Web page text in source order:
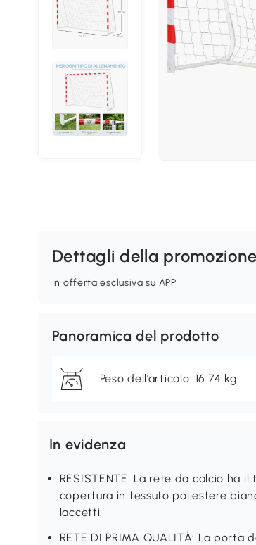
Dettagli della promozione
In offerta esclusiva su APP
Panoramica del prodotto
Peso dell’articolo: 16.74 kg
In evidenza
RESISTENTE: La rete da calcio ha
copertura in tessuto poliestere
laccetti.
RETE DI PRIMA QUALITÀ: La